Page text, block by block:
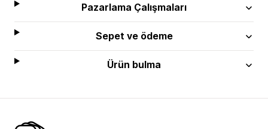
Pazarlama Çalışmaları
Sepet ve ödeme
Ürün bulma